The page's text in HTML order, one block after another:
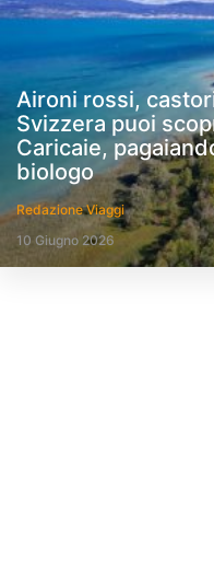
Aironi rossi,
Svizzera puoi
Caricaie,
biologo
Redazione Viaggi
10 Giugno 2026